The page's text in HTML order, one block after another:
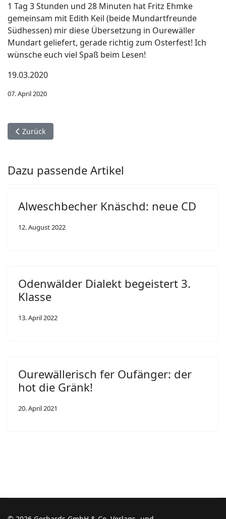
1 Tag 3 Stunden und 28 Minuten hat Fritz Ehmke
gemeinsam mit Edith Keil (beide Mundartfreunde
Südhessen) mir diese Übersetzung in Ourewäller
Mundart geliefert, gerade richtig zum Osterfest! Ich
wünsche euch viel Spaß beim Lesen!
19.03.2020
07. April 2020
Vorheriger Beitrag: Ourewällerisch fer Oufänger: der hot die
Zurück
Dazu passende Artikel
Alweschbecher Knäschd: neue CD
12. August 2022
Odenwälder Dialekt begeistert 3.
Klasse
13. April 2022
Ourewällerisch fer Oufänger: der
hot die Gränk!
20. April 2021